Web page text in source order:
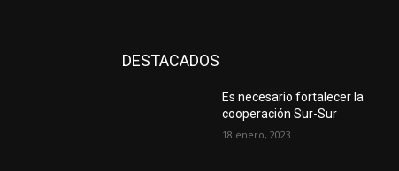
DESTACADOS
Es necesario fortalecer la
cooperación Sur-Sur
18 enero, 2023